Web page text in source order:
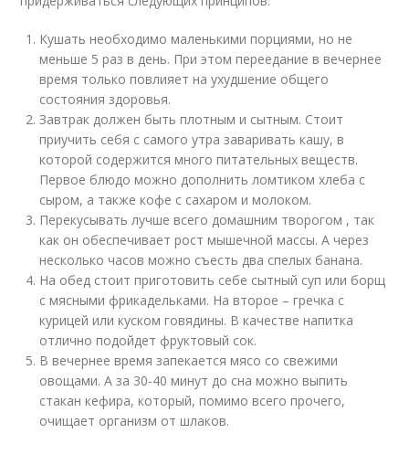
Кушать необходимо маленькими порциями, но не
меньше 5 раз в день. При этом переедание в вечернее
время только повлияет на ухудшение общего
состояния здоровья.
Завтрак должен быть плотным и сытным. Стоит
приучить себя с самого утра заваривать кашу, в
которой содержится много питательных веществ.
Первое блюдо можно дополнить ломтиком хлеба с
сыром, а также кофе с сахаром и молоком.
Перекусывать лучше всего домашним творогом , так
как он обеспечивает рост мышечной массы. А через
несколько часов можно съесть два спелых банана.
На обед стоит приготовить себе сытный суп или борщ
с мясными фрикадельками. На второе – гречка с
курицей или куском говядины. В качестве напитка
отлично подойдет фруктовый сок.
В вечернее время запекается мясо со свежими
овощами. А за 30-40 минут до сна можно выпить
стакан кефира, который, помимо всего прочего,
очищает организм от шлаков.